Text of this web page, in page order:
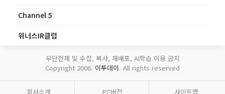
Channel 5
위너스IR클럽
무단전재 및 수집, 복사, 재배포, AI학습 이용 금지
Copyright 2006. 이투데이. All rights reserved
회사소개 PC버전 사이트맵